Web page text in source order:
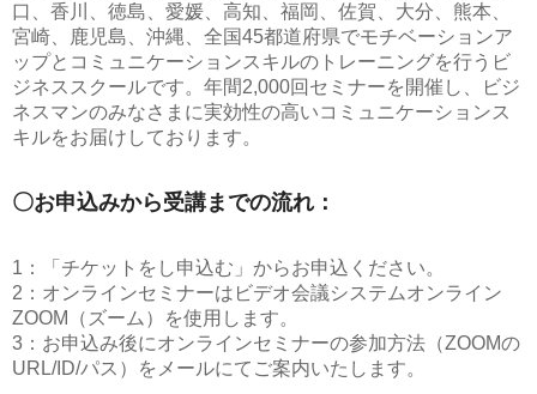
口、香川、徳島、愛媛、高知、福岡、佐賀、大分、熊本、
宮崎、鹿児島、沖縄、全国45都道府県でモチベーションア
ップとコミュニケーションスキルのトレーニングを行うビ
ジネススクールです。年間2,000回セミナーを開催し、ビジ
ネスマンのみなさまに実効性の高いコミュニケーションス
キルをお届けしております。
〇お申込みから受講までの流れ：
1：「チケットをし申込む」からお申込ください。
2：オンラインセミナーはビデオ会議システムオンライン
ZOOM（ズーム）を使用します。
3：お申込み後にオンラインセミナーの参加方法（ZOOMの
URL/ID/パス）をメールにてご案内いたします。